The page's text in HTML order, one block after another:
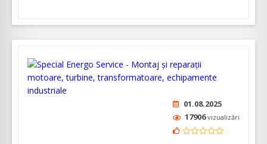
01.08.2025
17906vizualizări